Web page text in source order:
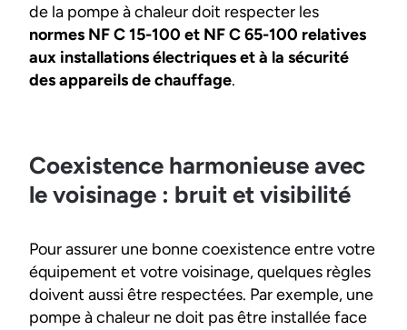
de la pompe à chaleur doit respecter les
normes NF C 15-100 et NF C 65-100 relatives
aux installations électriques et à la sécurité
des appareils de chauffage.
Coexistence harmonieuse avec
le voisinage : bruit et visibilité
Pour assurer une bonne coexistence entre votre
équipement et votre voisinage, quelques règles
doivent aussi être respectées. Par exemple, une
pompe à chaleur ne doit pas être installée face